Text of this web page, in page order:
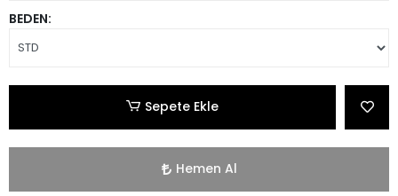
BEDEN:
Sepete Ekle
Hemen Al